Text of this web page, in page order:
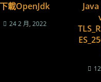
下載OpenJdk
24 2 月, 2022